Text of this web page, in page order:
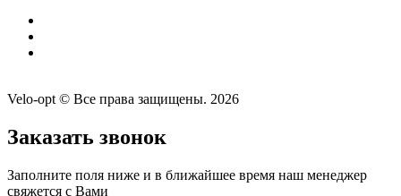
Velo-opt © Все права защищены. 2026
Заказать звонок
Заполните поля ниже и в ближайшее время наш менеджер
свяжется с Вами